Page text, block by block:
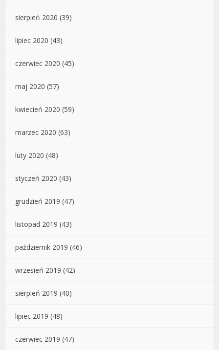
sierpień 2020 (39)
lipiec 2020 (43)
czerwiec 2020 (45)
maj 2020 (57)
kwiecień 2020 (59)
marzec 2020 (63)
luty 2020 (48)
styczeń 2020 (43)
grudzień 2019 (47)
listopad 2019 (43)
październik 2019 (46)
wrzesień 2019 (42)
sierpień 2019 (40)
lipiec 2019 (48)
czerwiec 2019 (47)